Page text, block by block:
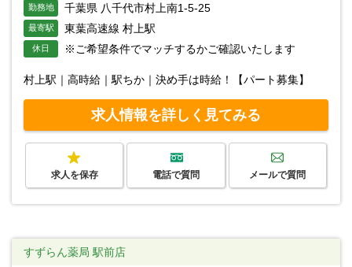
勤務地 千葉県 八千代市村上南1-5-25
最寄駅 東葉高速線 村上駅
休日 ※ご希望条件でマッチするかご確認いたします
村上駅｜高時給｜駅ちか｜決め手は時給！【パート募集】
求人情報を詳しく見てみる
求人を保存 電話で質問 メールで質問
すずらん薬局 駅前店